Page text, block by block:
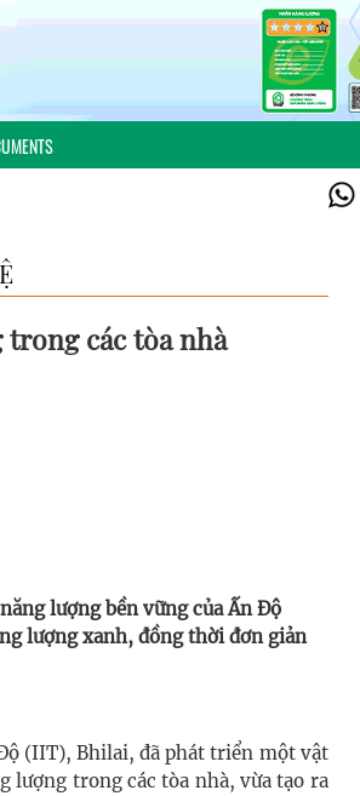
các tòa nhà
lượng bền vững của Ấn Độ
lượng xanh, đồng thời đơn giản
(IIT), Bhilai, đã phát triển một vật
lượng trong các tòa nhà, vừa tạo ra